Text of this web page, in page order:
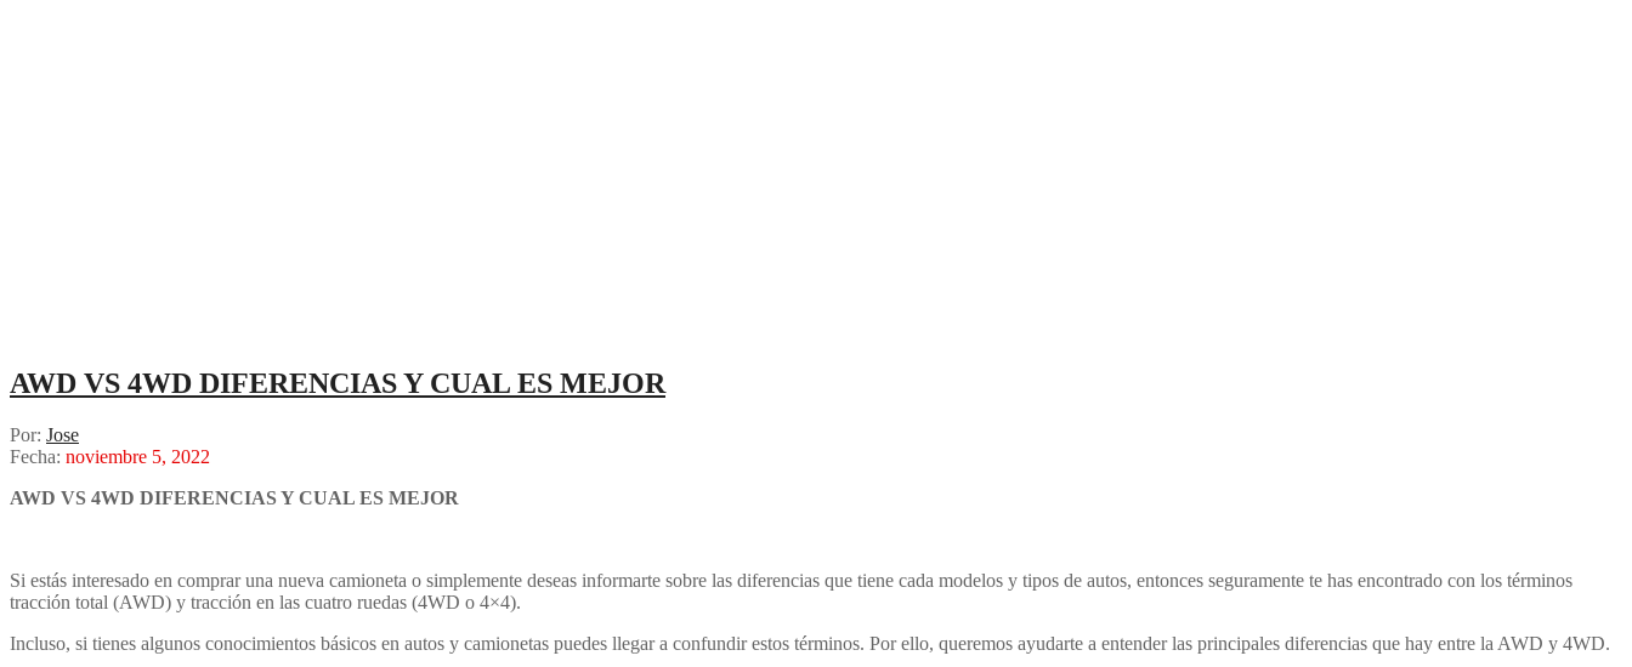
AWD VS 4WD DIFERENCIAS Y CUAL ES MEJOR
Por: Jose
Fecha: noviembre 5, 2022
AWD VS 4WD DIFERENCIAS Y CUAL ES MEJOR
Si estás interesado en comprar una nueva camioneta o simplemente deseas informarte sobre las diferencias que tiene cada modelos y tipos de autos, entonces seguramente te has encontrado con los términos
tracción total (AWD) y tracción en las cuatro ruedas (4WD o 4×4).
Incluso, si tienes algunos conocimientos básicos en autos y camionetas puedes llegar a confundir estos términos. Por ello, queremos ayudarte a entender las principales diferencias que hay entre la AWD y 4WD.